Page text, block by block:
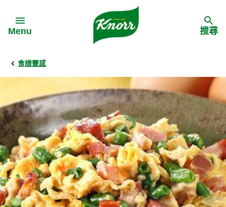
Menu
Back
食譜靈感
料理食材
料理方式
季節節慶
Back
家樂牌產品
家樂牌純鮮雞粉
家樂牌雞粉
家樂牌鮮菇粉
Back
背景
甚麼是愛環境食材
愛環境食材名單
搜尋
食譜靈感